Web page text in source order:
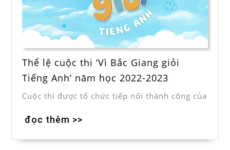
Thể lệ cuộc thi ‘Vì Bắc Giang giỏi
Tiếng Anh’ năm học 2022-2023
Cuộc thi được tổ chức tiếp nối thành công của
đọc thêm >>